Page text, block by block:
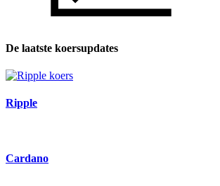
De laatste koersupdates
Ripple
Cardano